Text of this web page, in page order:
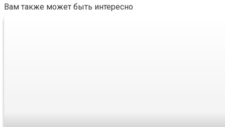
Вам также может быть интересно